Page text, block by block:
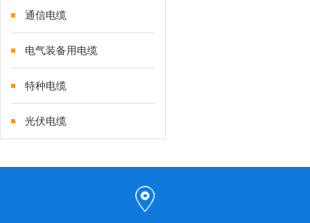
通信电缆
电气装备用电缆
特种电缆
光伏电缆